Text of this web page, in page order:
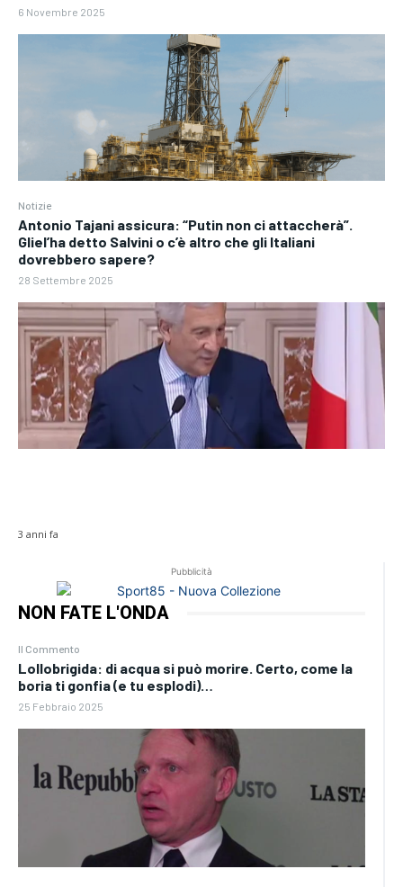
Pubblicità
NON FATE L'ONDA
Il Commento
Lollobrigida: di acqua si può morire. Certo, come la
boria ti gonfia (e tu esplodi)…
25 Febbraio 2025
3 anni fa
6 Novembre 2025
Notizie
Antonio Tajani assicura: “Putin non ci attaccherà”.
Gliel’ha detto Salvini o c’è altro che gli Italiani
dovrebbero sapere?
28 Settembre 2025